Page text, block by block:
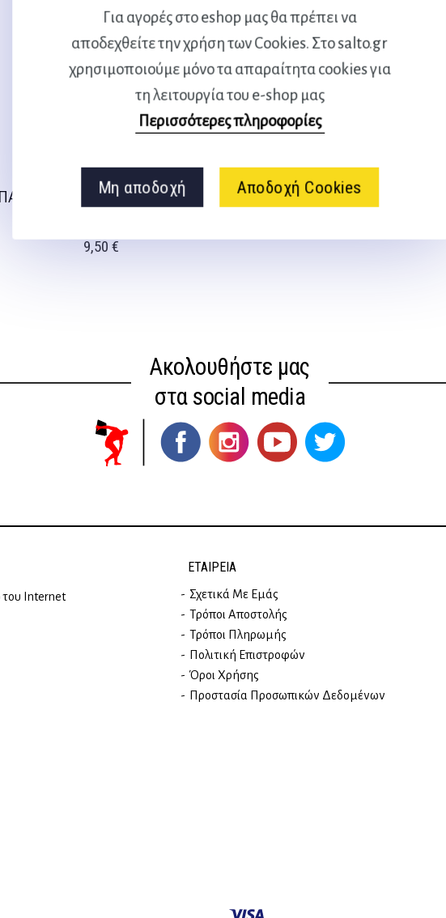
Για αγορές στο eshop μας θα πρέπει να
αποδεχθείτε την χρήση των Cookies. Στο salto.gr
χρησιμοποιούμε μόνο τα απαραίτητα cookies για
τη λειτουργία του e-shop μας
Περισσότερες πληροφορίες
Μη αποδοχή Αποδοχή Cookies
ΡΥΘΜΙΚΗΣ ΓΥΜΝΑΣΤΙΚΗΣ
9,50€
Ακολουθήστε μας
στα social media
του Internet
ΕΤΑΙΡΕΊΑ
Σχετικά Με Εμάς
Τρόποι Αποστολής
Τρόποι Πληρωμής
Πολιτική Επιστροφών
Όροι Χρήσης
Προστασία Προσωπικών Δεδομένων